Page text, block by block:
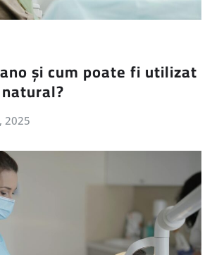
și cum poate fi utilizat
2025